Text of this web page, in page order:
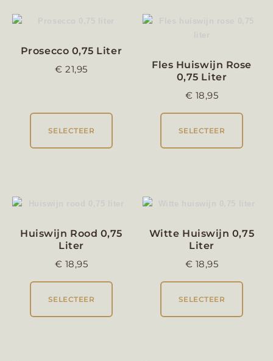
Prosecco 0,75 Liter
€ 21,95
SELECTEER
Fles Huiswijn Rose
0,75 Liter
€ 18,95
SELECTEER
Huiswijn Rood 0,75
Liter
€ 18,95
SELECTEER
Witte Huiswijn 0,75
Liter
€ 18,95
SELECTEER